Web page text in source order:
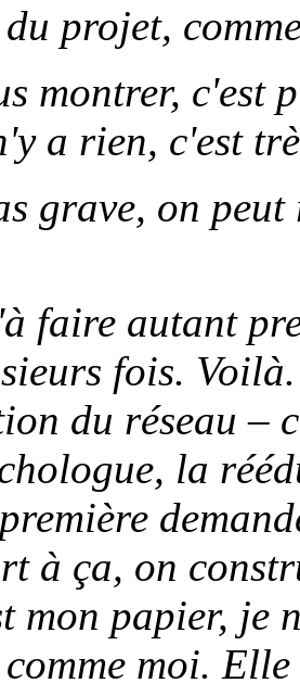
projet,
montrer, c'est
a rien, c'est
grave, on
faire autant
fois.
du réseau –
la
à ça, on
mon papier, je
moi.